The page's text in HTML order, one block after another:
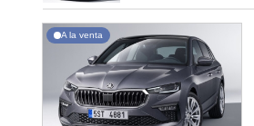
A la venta